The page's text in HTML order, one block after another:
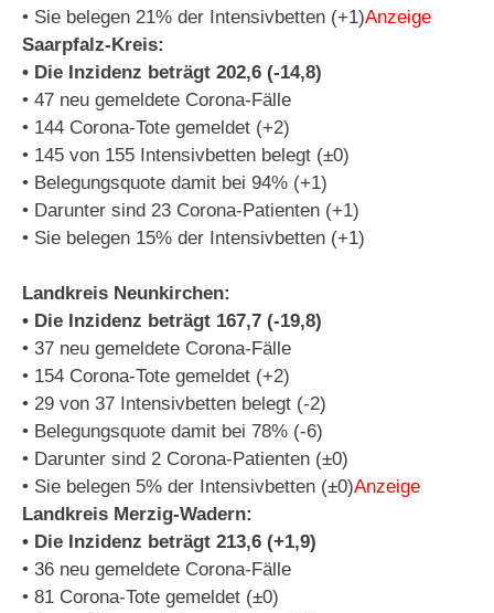
• Sie belegen 21% der Intensivbetten (+1)Anzeige
Saarpfalz-Kreis:
• Die Inzidenz beträgt 202,6 (-14,8)
• 47 neu gemeldete Corona-Fälle
• 144 Corona-Tote gemeldet (+2)
• 145 von 155 Intensivbetten belegt (±0)
• Belegungsquote damit bei 94% (+1)
• Darunter sind 23 Corona-Patienten (+1)
• Sie belegen 15% der Intensivbetten (+1)
Landkreis Neunkirchen:
• Die Inzidenz beträgt 167,7 (-19,8)
• 37 neu gemeldete Corona-Fälle
• 154 Corona-Tote gemeldet (+2)
• 29 von 37 Intensivbetten belegt (-2)
• Belegungsquote damit bei 78% (-6)
• Darunter sind 2 Corona-Patienten (±0)
• Sie belegen 5% der Intensivbetten (±0)Anzeige
Landkreis Merzig-Wadern:
• Die Inzidenz beträgt 213,6 (+1,9)
• 36 neu gemeldete Corona-Fälle
• 81 Corona-Tote gemeldet (±0)